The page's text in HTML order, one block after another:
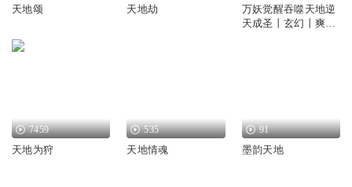
天地颂 天地劫
万妖觉醒吞噬天地逆
天成圣丨玄幻丨爽文
7459
天地为狩
535
天地情魂
91
墨韵天地